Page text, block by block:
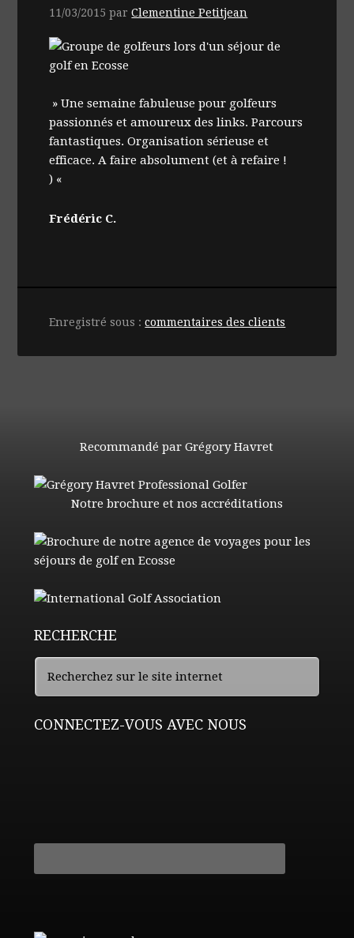
11/03/2015 parClementine Petitjean
» Une semaine fabuleuse pour golfeurs
passionnés et amoureux des links. Parcours
fantastiques. Organisation sérieuse et
efficace. A faire absolument (et à refaire !
) «
Frédéric C.
Enregistré sous :commentaires des clients
Recommandé par Grégory Havret
Notre brochure et nos accréditations
RECHERCHE
CONNECTEZ-VOUS AVEC NOUS